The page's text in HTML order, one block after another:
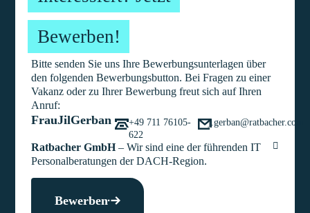
Bewerben!
Bitte senden Sie uns Ihre Bewerbungsunterlagen über
den folgenden Bewerbungsbutton. Bei Fragen zu einer
Vakanz oder zu Ihrer Bewerbung freut sich auf Ihren
Anruf:
FrauJilGerban
+49 711 76105-
622
j.gerban@ratbacher.com
Ratbacher GmbH– Wir sind eine der führenden IT
Personalberatungen der DACH-Region.
Bewerben